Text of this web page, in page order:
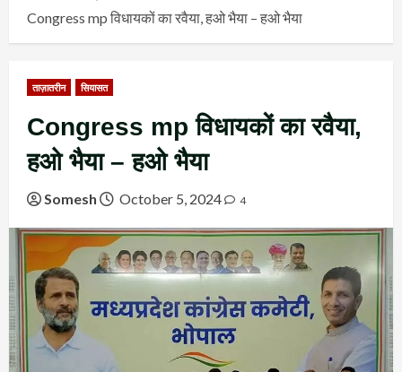
Congress mp विधायकों का रवैया, हओ भैया – हओ भैया
ताज़ातरीन सियासत
Congress mp विधायकों का रवैया,
हओ भैया – हओ भैया
Somesh October 5, 2024 4